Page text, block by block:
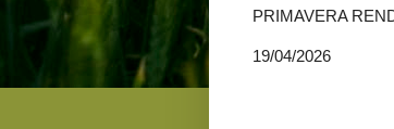
PRIMAVERA
19/04/2026